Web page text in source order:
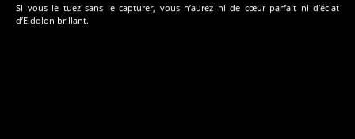
Si vous le tuez sans le capturer, vous n’aurez ni de cœur parfait ni d’éclat
d’Eidolon brillant.